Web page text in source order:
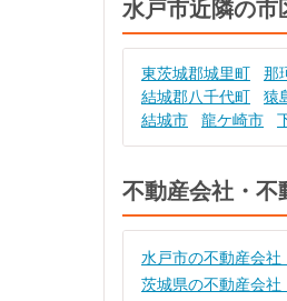
水戸市近隣の市
東茨城郡城里町 那
結城郡八千代町
猿
結城市
龍ケ崎市
不動産会社・不
水戸市の不動産会社
茨城県の不動産会社